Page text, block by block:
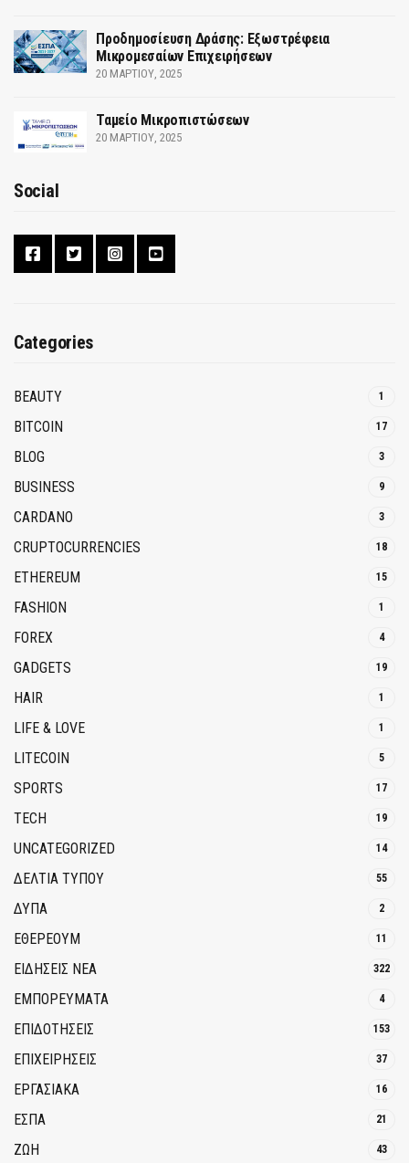
Προδημοσίευση Δράσης: Εξωστρέφεια
Μικρομεσαίων Επιχειρήσεων
20 ΜΑΡΤΊΟΥ, 2025
Ταμείο Μικροπιστώσεων
20 ΜΑΡΤΊΟΥ, 2025
Social
Categories
BEAUTY 1
BITCOIN 17
BLOG 3
BUSINESS 9
CARDANO 3
CRUPTOCURRENCIES 18
ETHEREUM 15
FASHION 1
FOREX 4
GADGETS 19
HAIR 1
LIFE & LOVE 1
LITECOIN 5
SPORTS 17
TECH 19
UNCATEGORIZED 14
ΔΕΛΤΙΑ ΤΥΠΟΥ 55
ΔΥΠΑ 2
ΕΘΈΡΕΟΥΜ 11
ΕΙΔΗΣΕΙΣ ΝΕΑ 322
ΕΜΠΟΡΕΥΜΑΤΑ 4
ΕΠΙΔΟΤΗΣΕΙΣ 153
ΕΠΙΧΕΙΡΗΣΕΙΣ 37
ΕΡΓΑΣΙΑΚΑ 16
ΕΣΠΑ 21
ΖΩΗ 43